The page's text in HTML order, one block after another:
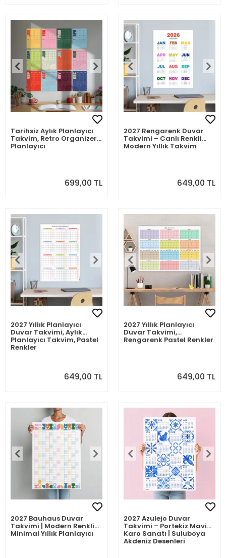
Tarihsiz Aylık Planlayıcı
Takvim, Retro Organizer
Planlayıcı
699,00 TL
2027 Rengarenk Duvar
Takvimi – Canlı Renkli
Modern Yıllık Takvim
649,00 TL
2027 Yıllık Planlayıcı
Duvar Takvimi, Aylık
Planlayıcı Takvim, Pastel
Renkler
649,00 TL
2027 Yıllık Planlayıcı
Duvar Takvimi,
Rengarenk Pastel Renkler
649,00 TL
2027 Bauhaus Duvar
Takvimi | Modern Renkli
Minimal Yıllık Planlayıcı
2027 Azulejo Duvar
Takvimi – Portekiz Mavi
Karo Sanatı | Suluboya
Akdeniz Desenleri